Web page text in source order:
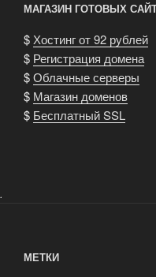
золото
на
юношеских
МАГАЗИН ГОТОВЫХ
$ Хостинг от 92 рублей
$ Регистрация домена
$Облачные серверы
$ Магазин доменов
$ Бесплатный SSL
.
МЕТКИ